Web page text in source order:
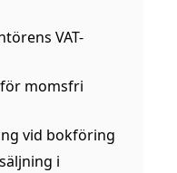
VAT-
momsfri
vid bokföring
i